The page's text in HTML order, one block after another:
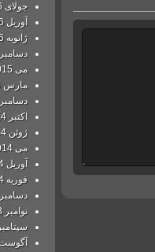
جولای 2016
آوریل 2016
ژانویه 2016
دسامبر 2015
می 2015
مارس 2015
دسامبر 2014
اکتبر 2014
ژوئن 2014
می 2014
آوریل 2014
فوریه 2014
دسامبر 2013
نوامبر 2013
سپتامبر 2013
آگوست 2013